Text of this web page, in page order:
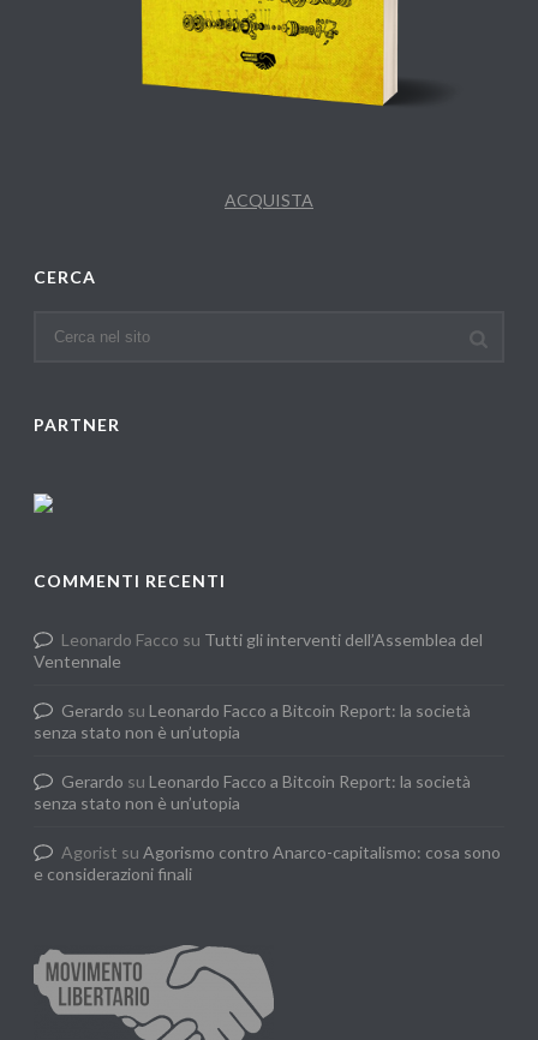
ACQUISTA
CERCA
PARTNER
COMMENTI RECENTI
Leonardo Facco su Tutti gli interventi dell’Assemblea del
Ventennale
Gerardo su Leonardo Facco a Bitcoin Report: la società
senza stato non è un’utopia
Gerardo su Leonardo Facco a Bitcoin Report: la società
senza stato non è un’utopia
Agorist suAgorismo contro Anarco-capitalismo: cosa sono
e considerazioni finali